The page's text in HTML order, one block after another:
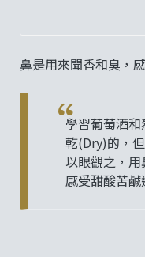
鼻是用來聞香和臭，
學習葡萄酒
乾(Dry)的，
以眼觀之，
感受甜酸苦鹹